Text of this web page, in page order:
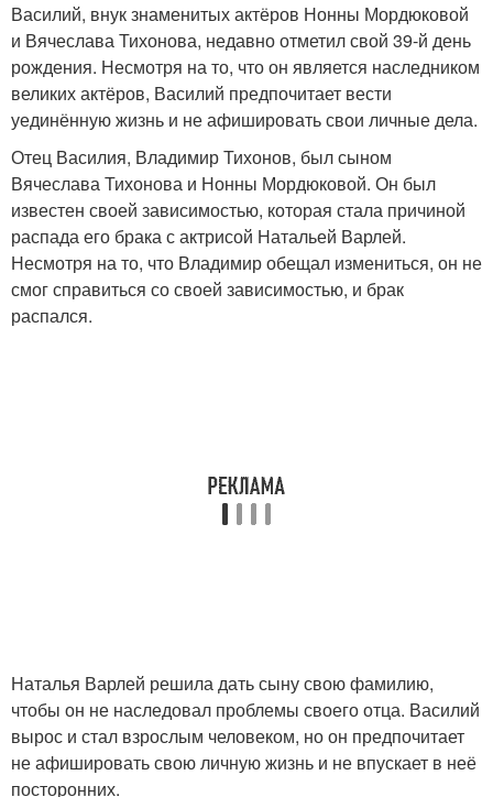
Василий, внук знаменитых актёров Нонны Мордюковой
и Вячеслава Тихонова, недавно отметил свой 39-й день
рождения. Несмотря на то, что он является наследником
великих актёров, Василий предпочитает вести
уединённую жизнь и не афишировать свои личные дела.
Отец Василия, Владимир Тихонов, был сыном
Вячеслава Тихонова и Нонны Мордюковой. Он был
известен своей зависимостью, которая стала причиной
распада его брака с актрисой Натальей Варлей.
Несмотря на то, что Владимир обещал измениться, он не
смог справиться со своей зависимостью, и брак
распался.
Наталья Варлей решила дать сыну свою фамилию,
чтобы он не наследовал проблемы своего отца. Василий
вырос и стал взрослым человеком, но он предпочитает
не афишировать свою личную жизнь и не впускает в неё
посторонних.